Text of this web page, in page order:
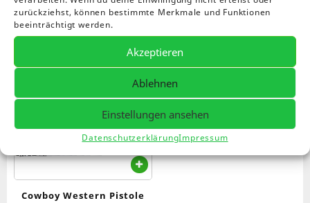
zurückziehst, können bestimmte Merkmale und Funktionen
beeinträchtigt werden.
Akzeptieren
Ablehnen
Einstellungen ansehen
DatenschutzerklärungImpressum
Cowboy Western Pistole